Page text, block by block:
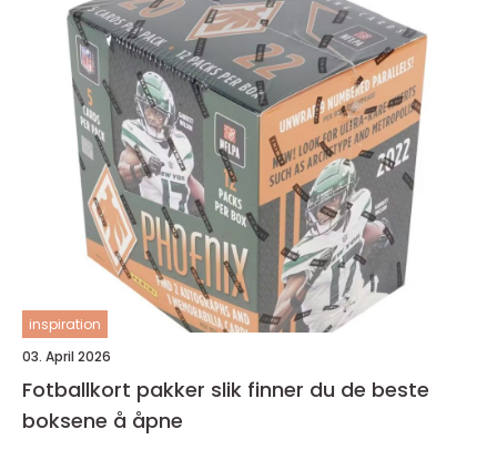
inspiration
03. April 2026
Fotballkort pakker slik finner du de beste
boksene å åpne